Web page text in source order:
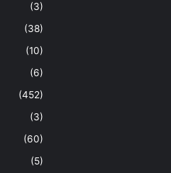
(3)
(38)
(10)
(6)
(452)
(3)
(60)
(5)